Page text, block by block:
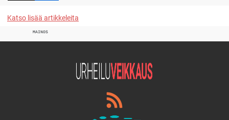
Katso lisää artikkeleita
MAINOS